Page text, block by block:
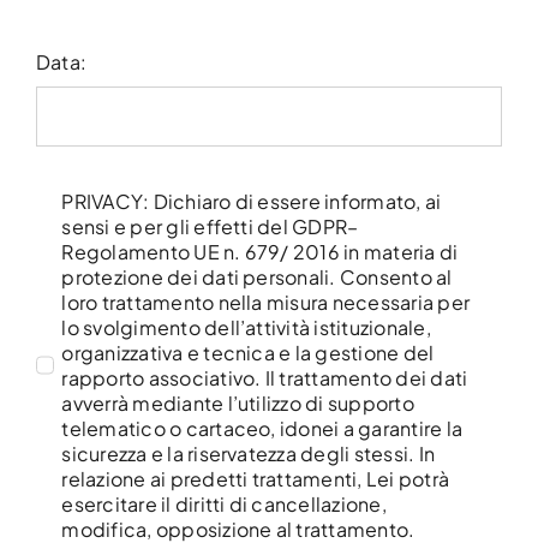
Data:
PRIVACY: Dichiaro di essere informato, ai
sensi e per gli effetti del GDPR–
Regolamento UE n. 679/ 2016 in materia di
protezione dei dati personali. Consento al
loro trattamento nella misura necessaria per
lo svolgimento dell’attività istituzionale,
organizzativa e tecnica e la gestione del
rapporto associativo. Il trattamento dei dati
avverrà mediante l’utilizzo di supporto
telematico o cartaceo, idonei a garantire la
sicurezza e la riservatezza degli stessi. In
relazione ai predetti trattamenti, Lei potrà
esercitare il diritti di cancellazione,
modifica, opposizione al trattamento.